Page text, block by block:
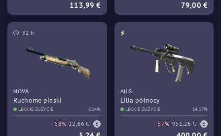
113,99 € 79,00 €
32 h
NOVA
Ruchome piaski
LEKKIE ZUŻYCIE 8.14%
-58% 12,66 €
AUG
Lilia północy
LEKKIE ZUŻYCIE 14.17%
-57% 951,26 €